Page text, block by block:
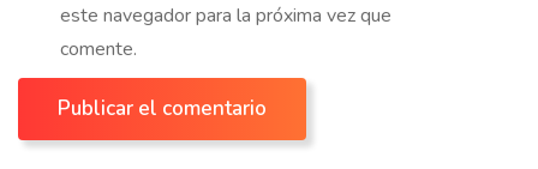
este navegador para la próxima vez que
comente.
Publicar el comentario